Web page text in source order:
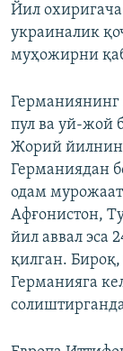
Йил
украиналик
муҳожирни
пул ва уй-жой
Жорий
Германиядан
одам
Афғонистон,
йил аввал эса
қилган. Бироқ,
Германияга